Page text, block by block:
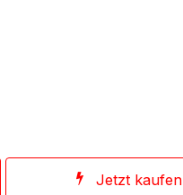
Jetzt kaufen